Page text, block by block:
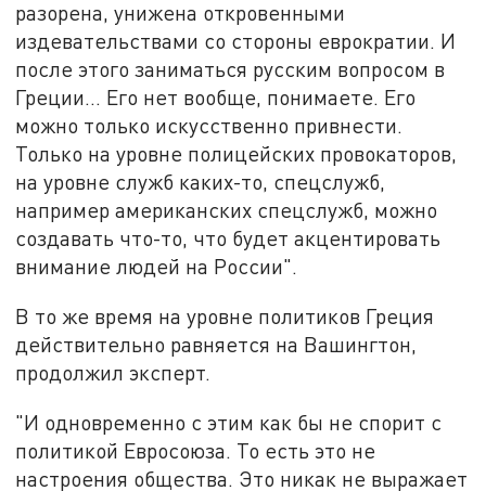
разорена, унижена откровенными
издевательствами со стороны еврократии. И
после этого заниматься русским вопросом в
Греции... Его нет вообще, понимаете. Его
можно только искусственно привнести.
Только на уровне полицейских провокаторов,
на уровне служб каких-то, спецслужб,
например американских спецслужб, можно
создавать что-то, что будет акцентировать
внимание людей на России".
В то же время на уровне политиков Греция
действительно равняется на Вашингтон,
продолжил эксперт.
"И одновременно с этим как бы не спорит с
политикой Евросоюза. То есть это не
настроения общества. Это никак не выражает